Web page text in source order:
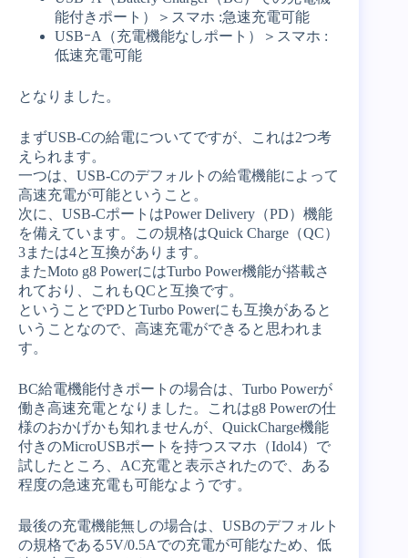
能付きポート）＞スマホ :急速充電可能
USBｰA（充電機能なしポート）＞スマホ :
低速充電可能
となりました。
まずUSB-Cの給電についてですが、これは2つ考
えられます。
一つは、USB-Cのデフォルトの給電機能によって
高速充電が可能ということ。
次に、USB-CポートはPower Delivery（PD）機能
を備えています。この規格はQuick Charge（QC）
3または4と互換があります。
またMoto g8 PowerにはTurbo Power機能が搭載さ
れており、これもQCと互換です。
ということでPDとTurbo Powerにも互換があると
いうことなので、高速充電ができると思われま
す。
BC給電機能付きポートの場合は、Turbo Powerが
働き高速充電となりました。これはg8 Powerの仕
様のおかげかも知れませんが、QuickCharge機能
付きのMicroUSBポートを持つスマホ（Idol4）で
試したところ、AC充電と表示されたので、ある
程度の急速充電も可能なようです。
最後の充電機能無しの場合は、USBのデフォルト
の規格である5V/0.5Aでの充電が可能なため、低